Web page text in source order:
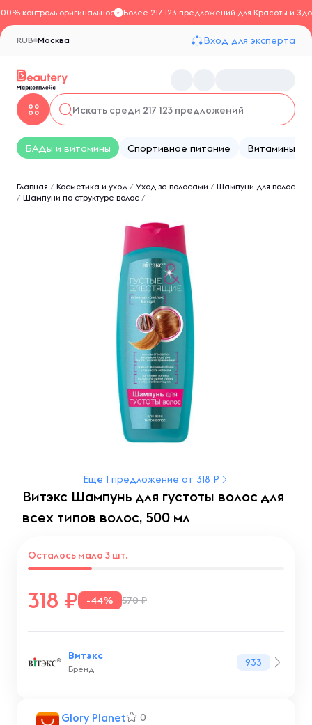
контроль оригинальностиБолее 217 123 предложений для Красоты и
Москва
RUB Вход для эксперта
БАДы и витамины Спортивное питание Витамины
Главная / Косметика и уход / Уход за волосами / Шампуни для волос
/ Шампуни по структуре волос /
Ещё 1 предложение от 318 ₽
Витэкс Шампунь для густоты волос для
всех типов волос, 500 мл
Glory Planet 0
318 -44% 570 ₽
Осталось мало 3 шт.
Витэкс
Бренд
933